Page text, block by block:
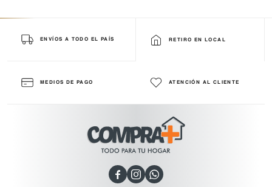
ENVÍOS A TODO EL PAÍS RETIRO EN LOCAL
MEDIOS DE PAGO ATENCIÓN AL CLIENTE
  